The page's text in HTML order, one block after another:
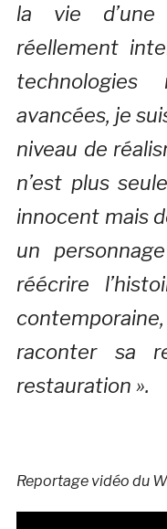
la vie
réellement
avancées, je
niveau de
n’est plus
innocent mais
un
réécrire
raconter sa
restauration ».
Reportage vidéo du